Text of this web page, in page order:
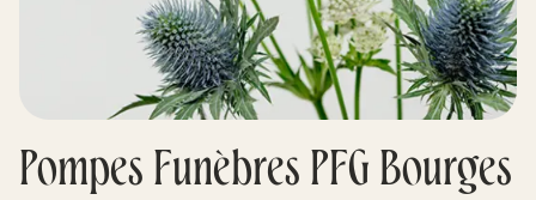
Livraison de fleurs
Pompes Funèbres PFG Bourges